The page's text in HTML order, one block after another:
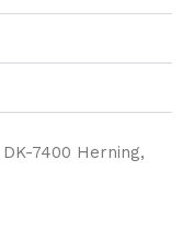
7400 Herning,